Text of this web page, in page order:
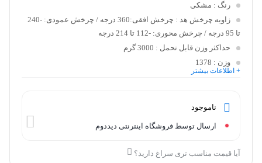
رنگ : مشکی
زاویه چرخش هد
: چرخش افقی:360 درجه / چرخش عمودی: -240
تا 95 درجه / چرخش محوری: -112 تا 214 درجه
حداکثر وزن قابل تحمل : 3000 گرم
وزن : 1378
+ اطلاعات بیشتر
ناموجود
ارسال توسط فروشگاه اینترنتی دیددوم
آیا قیمت مناسب تری سراغ دارید؟